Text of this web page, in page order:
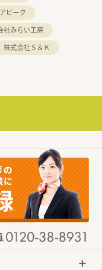
ビーク
社みらい工房
株式会社Ｓ＆Ｋ